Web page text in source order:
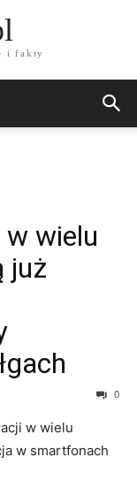
i fakty
wielu
już
0